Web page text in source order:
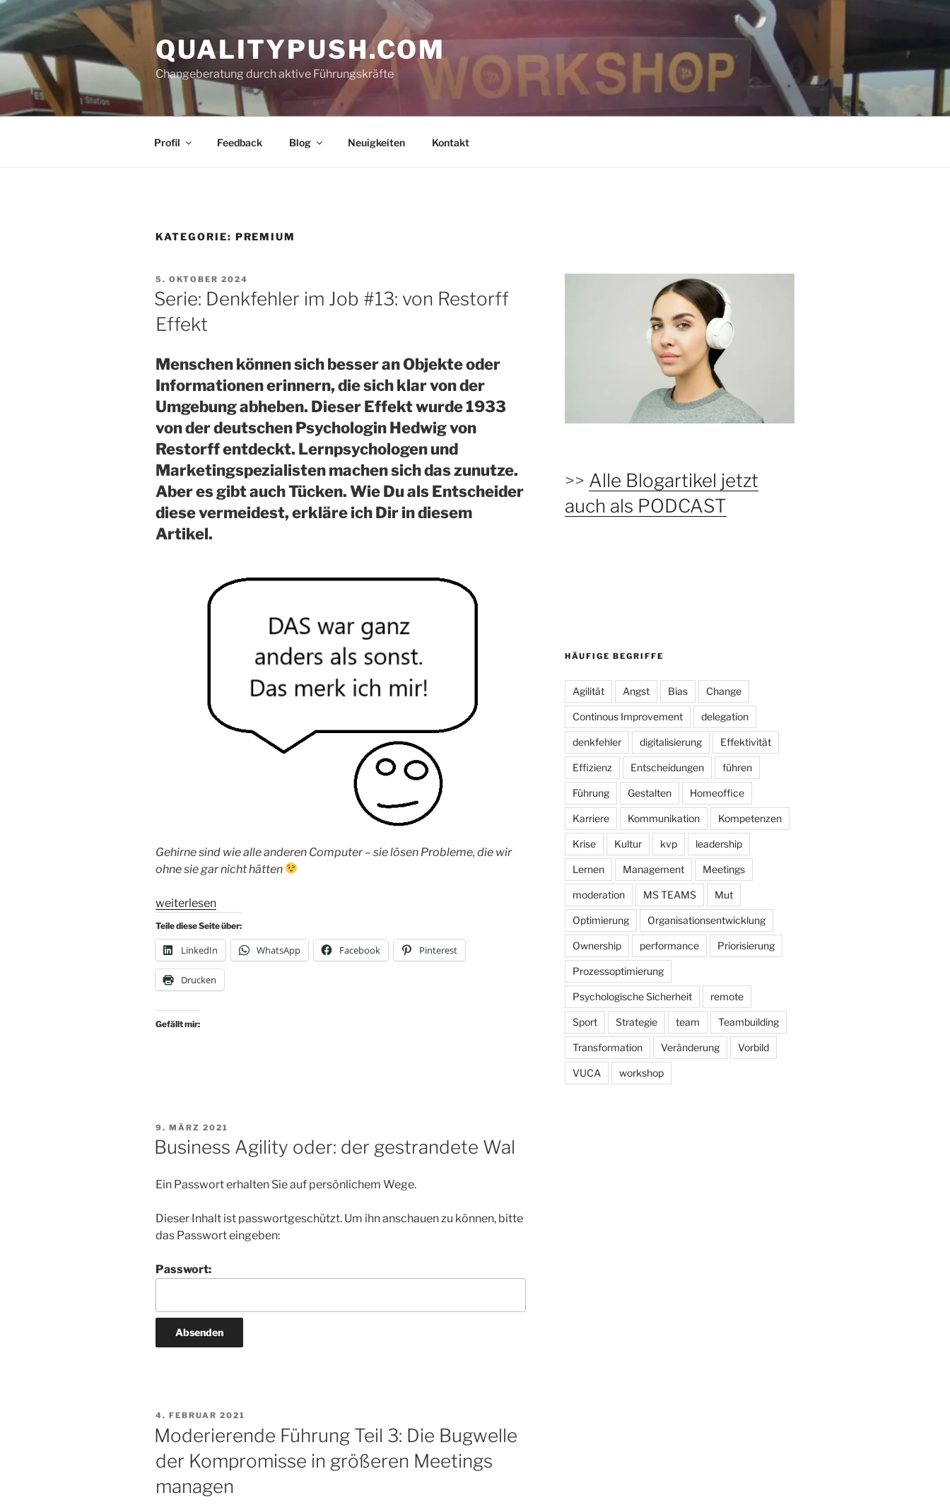
Zum
Inhalt
springen
QUALITYPUSH.COM
Changeberatung durch aktive Führungskräfte
Profil Feedback Blog Neuigkeiten Kontakt
KATEGORIE: PREMIUM
VERÖFFENTLICHT
AM
5. OKTOBER 2024
Serie: Denkfehler im Job #13: von Restorff
Effekt
Menschen können sich besser an Objekte oder
Informationen erinnern, die sich klar von der
Umgebung abheben. Dieser Effekt wurde 1933
von der deutschen Psychologin Hedwig von
Restorff entdeckt. Lernpsychologen und
Marketingspezialisten machen sich das zunutze.
Aber es gibt auch Tücken. Wie Du als Entscheider
diese vermeidest, erkläre ich Dir in diesem
Artikel.
Gehirne sind wie alle anderen Computer – sie lösen Probleme, die wir
ohne sie gar nicht hätten
„Serie:
im
Job
#13: von
Restorff
weiterlesen
Teile diese Seite über:
LinkedIn WhatsApp Facebook Pinterest
Drucken
Gefällt mir:
VERÖFFENTLICHT
AM
9. MÄRZ 2021
Business Agility oder: der gestrandete Wal
Ein Passwort erhalten Sie auf persönlichem Wege.
Dieser Inhalt ist passwortgeschützt. Um ihn anschauen zu können, bitte
das Passwort eingeben:
Passwort:
VERÖFFENTLICHT
AM
4. FEBRUAR 2021
Moderierende Führung Teil 3: Die Bugwelle
der Kompromisse in größeren Meetings
managen
>> Alle Blogartikel jetzt
auch als PODCAST
HÄUFIGE BEGRIFFE
Agilität Angst Bias Change
Continous Improvement delegation
denkfehler digitalisierung Effektivität
Effizienz Entscheidungen führen
Führung Gestalten Homeoffice
Karriere Kommunikation Kompetenzen
Krise Kultur kvp leadership
Lernen Management Meetings
moderation MS TEAMS Mut
Optimierung Organisationsentwicklung
Ownership performance Priorisierung
Prozessoptimierung
Psychologische Sicherheit remote
Sport Strategie team Teambuilding
Transformation Veränderung Vorbild
VUCA workshop